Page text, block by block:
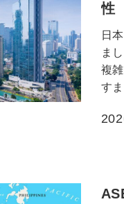
性
日
ま
複
す
投